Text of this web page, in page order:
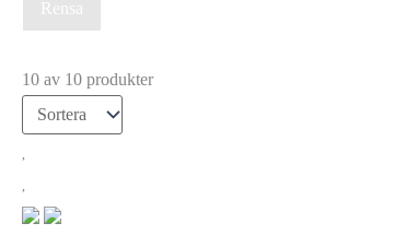
Rensa
10 av 10 produkter